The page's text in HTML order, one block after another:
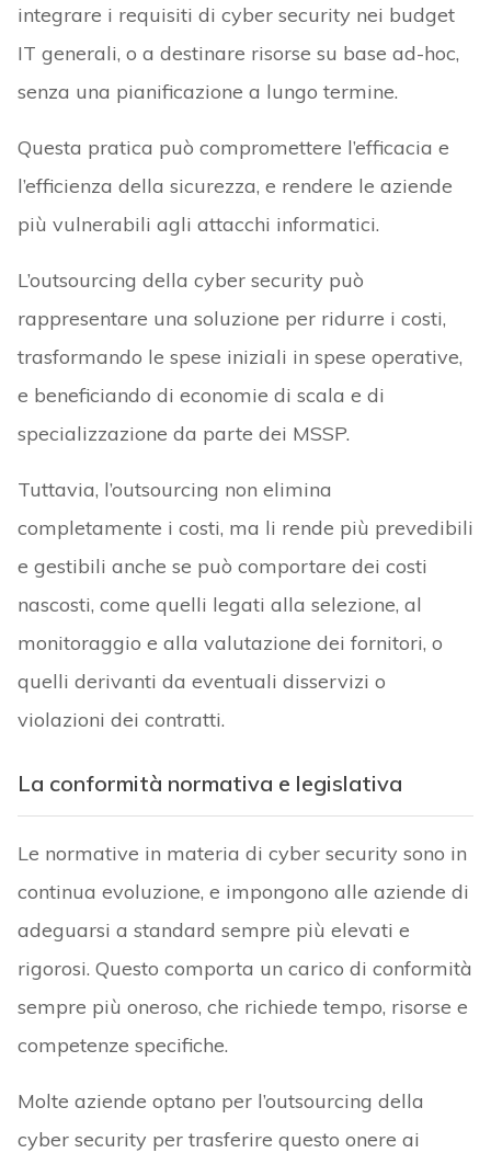
integrare i requisiti di cyber security nei budget
IT generali, o a destinare risorse su base ad-hoc,
senza una pianificazione a lungo termine.
Questa pratica può compromettere l’efficacia e
l’efficienza della sicurezza, e rendere le aziende
più vulnerabili agli attacchi informatici.
L’outsourcing della cyber security può
rappresentare una soluzione per ridurre i costi,
trasformando le spese iniziali in spese operative,
e beneficiando di economie di scala e di
specializzazione da parte dei MSSP.
Tuttavia, l’outsourcing non elimina
completamente i costi, ma li rende più prevedibili
e gestibili anche se può comportare dei costi
nascosti, come quelli legati alla selezione, al
monitoraggio e alla valutazione dei fornitori, o
quelli derivanti da eventuali disservizi o
violazioni dei contratti.
La conformità normativa e legislativa
Le normative in materia di cyber security sono in
continua evoluzione, e impongono alle aziende di
adeguarsi a standard sempre più elevati e
rigorosi. Questo comporta un carico di conformità
sempre più oneroso, che richiede tempo, risorse e
competenze specifiche.
Molte aziende optano per l’outsourcing della
cyber security per trasferire questo onere ai